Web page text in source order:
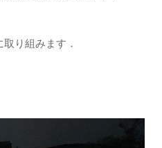
り組みます．